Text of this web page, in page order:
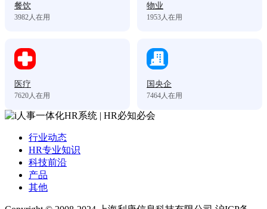
餐饮
3982 人在用
物业
1953 人在用
医疗
7620 人在用
国央企
7464 人在用
行业动态
HR专业知识
科技前沿
产品
其他